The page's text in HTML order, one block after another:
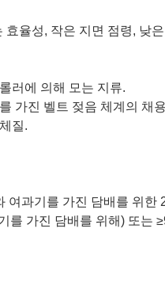
율성, 작은 지면 점령, 낮
러에 의해 모는 지류.
가진 벨트 젖음 체계의 채
질.
여과기를 가진 담배를 위한
를 가진 담배를 위해) 또는